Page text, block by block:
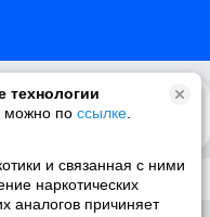
технологии
можно по ссылке
и связанная с ними
наркотических
аналогов причиняет